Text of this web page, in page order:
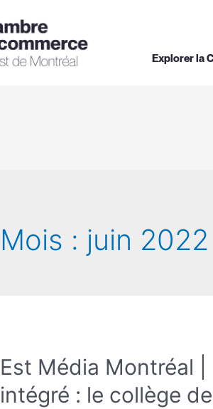
Explorer la
Mois : juin 2022
Est Média Montréal
intégré : le collège